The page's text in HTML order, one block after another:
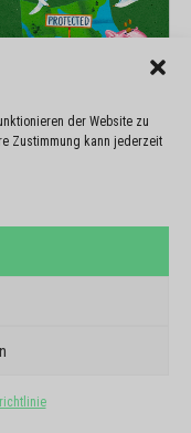
der Website zu
Zustimmung kann jederzeit